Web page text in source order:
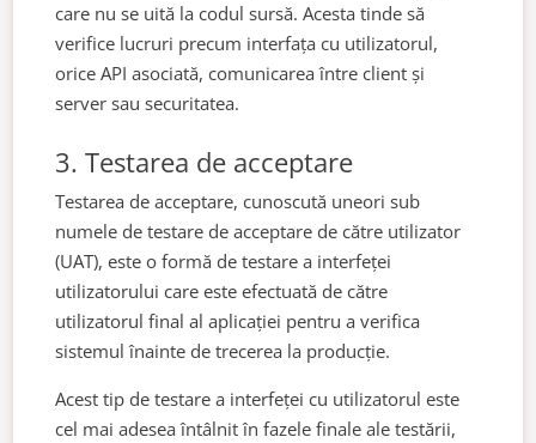
care nu se uită la codul sursă. Acesta tinde să
verifice lucruri precum interfața cu utilizatorul,
orice API asociată, comunicarea între client și
server sau securitatea.
3. Testarea de acceptare
Testarea de acceptare, cunoscută uneori sub
numele de testare de acceptare de către utilizator
(UAT), este o formă de testare a interfeței
utilizatorului care este efectuată de către
utilizatorul final al aplicației pentru a verifica
sistemul înainte de trecerea la producție.
Acest tip de testare a interfeței cu utilizatorul este
cel mai adesea întâlnit în fazele finale ale testării,